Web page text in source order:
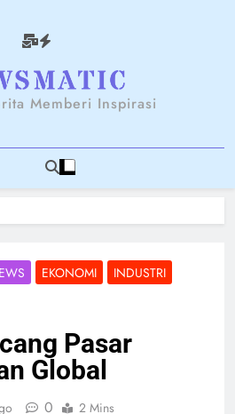
Memberi Inspirasi
EKONOMI
INDUSTRI
Pasar
Global
0 2 Mins